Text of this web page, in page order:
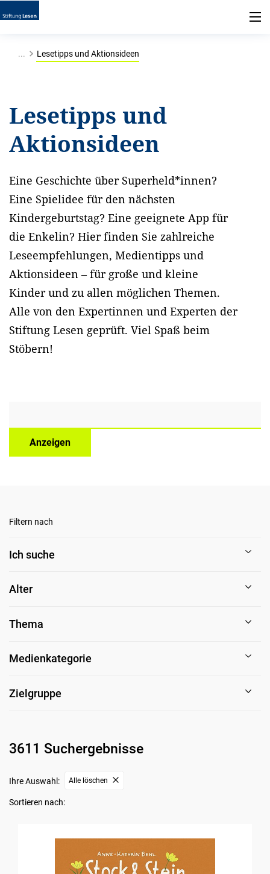
... Lesetipps und Aktionsideen
Lesetipps und
Aktionsideen
Eine Geschichte über Superheld*innen?
Eine Spielidee für den nächsten
Kindergeburtstag? Eine geeignete App für
die Enkelin? Hier finden Sie zahlreiche
Leseempfehlungen, Medientipps und
Aktionsideen – für große und kleine
Kinder und zu allen möglichen Themen.
Alle von den Expertinnen und Experten der
Stiftung Lesen geprüft. Viel Spaß beim
Stöbern!
Anzeigen
Filtern nach
Ich suche
Alter
Thema
Medienkategorie
Zielgruppe
3611 Suchergebnisse
Ihre Auswahl: Alle löschen
Sortieren nach: